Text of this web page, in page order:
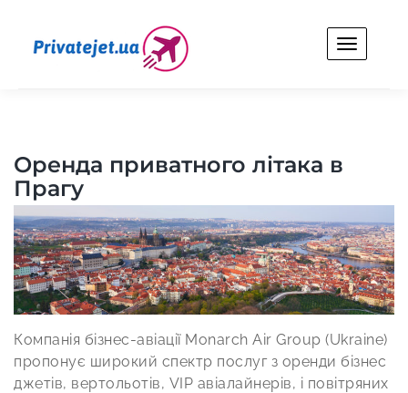
content
Оренда приватного літака в
Прагу
Компанія бізнес-авіації Monarch Air Group (Ukraine)
пропонує широкий спектр послуг з оренди бізнес
джетів, вертольотів, VIP авіалайнерів, і повітряних